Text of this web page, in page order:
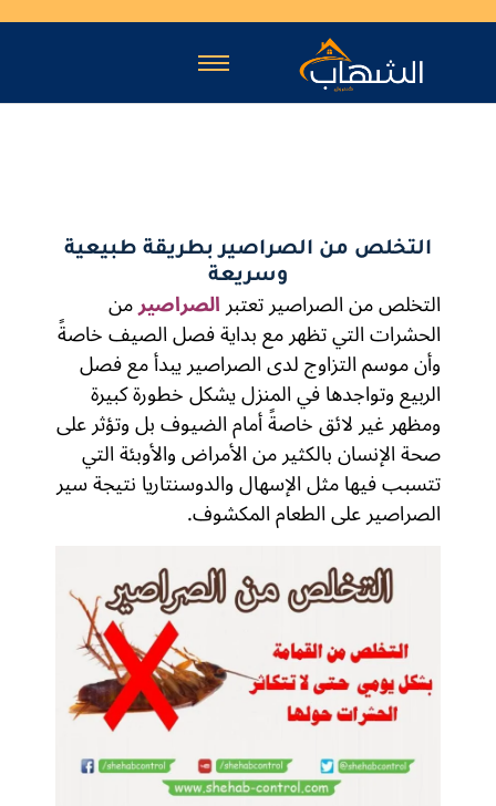
التخلص من الصراصير بطريقة طبيعية
وسريعة
التخلص من الصراصير تعتبرالصراصيرمن
الحشرات التي تظهر مع بداية فصل الصيف خاصةً
وأن موسم التزاوج لدى الصراصير يبدأ مع فصل
الربيع وتواجدها في المنزل يشكل خطورة كبيرة
ومظهر غير لائق خاصةً أمام الضيوف بل وتؤثر على
صحة الإنسان بالكثير من الأمراض والأوبئة التي
تتسبب فيها مثل الإسهال والدوسنتاريا نتيجة سير
الصراصير على الطعام المكشوف.